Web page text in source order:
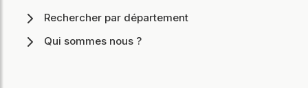
Rechercher par département
Qui sommes nous ?